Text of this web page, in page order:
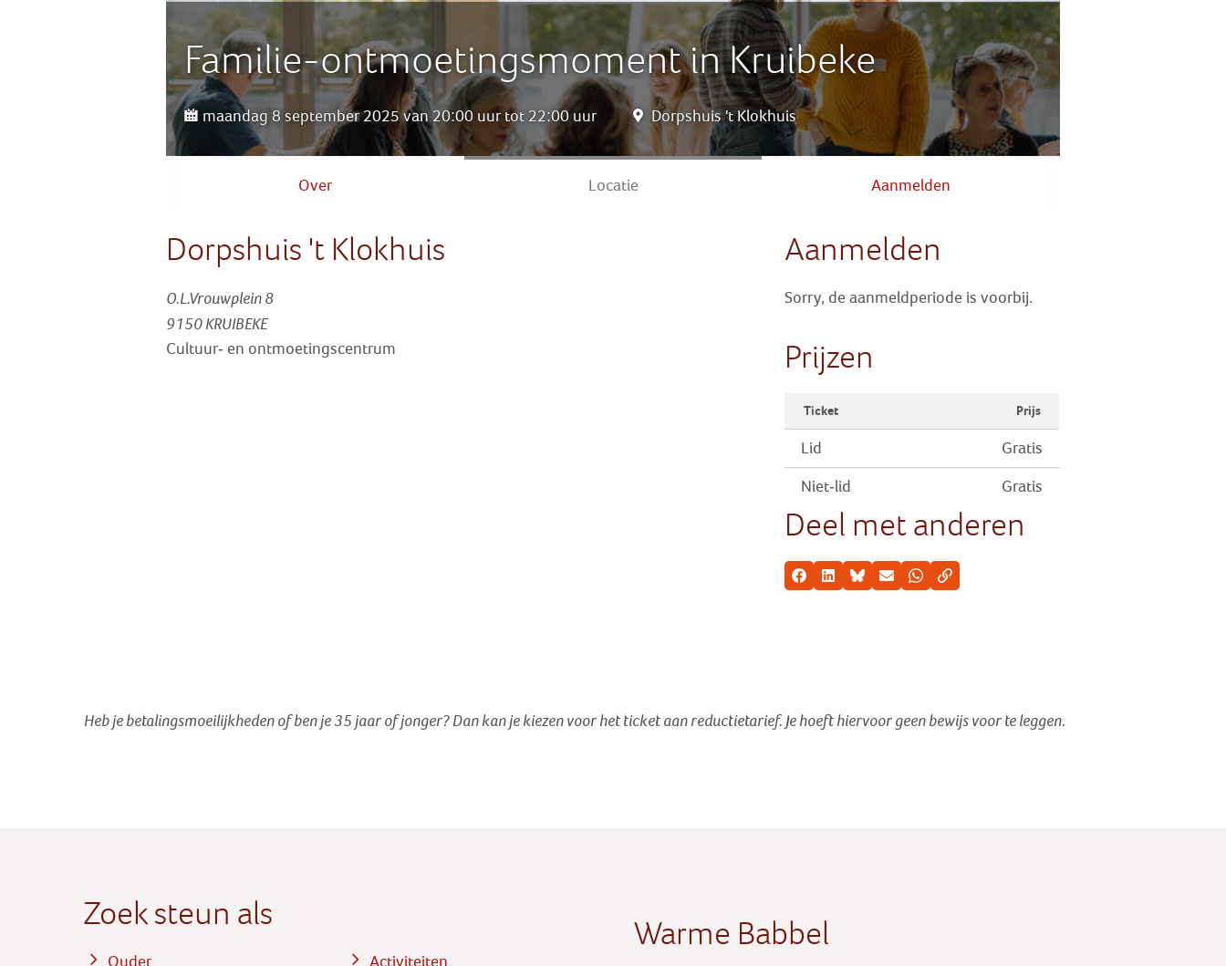
Familie-ontmoetingsmoment in Kruibeke
maandag 8 september 2025 van 20:00 uur tot 22:00 uur Dorpshuis 't Klokhuis
Over Locatie Aanmelden
Dorpshuis 't Klokhuis
O.L.Vrouwplein 8
9150 KRUIBEKE
Cultuur- en ontmoetingscentrum
Aanmelden
Sorry, de aanmeldperiode is voorbij.
Prijzen
Ticket Prijs
Lid Gratis
Niet-lid Gratis
Deel met anderen
Facebook
LinkedInBlueskyE-mailWhatsappKopieer link
Heb je betalingsmoeilijkheden of ben je 35 jaar of jonger? Dan kan je kiezen voor het ticket aan reductietarief. Je hoeft hiervoor geen bewijs voor te leggen.
Zoek steun als
Ouder
Activiteiten
Warme Babbel
Zoek
Inloggen